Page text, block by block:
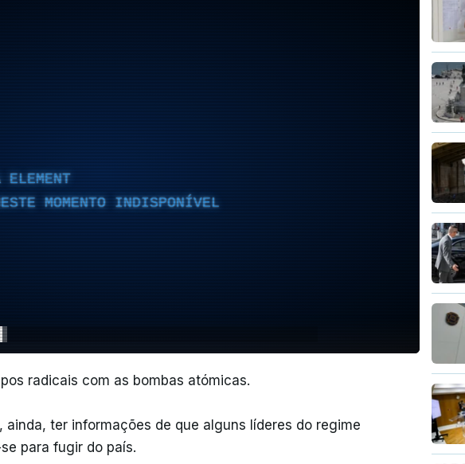
ELEMENT
MOMENTO INDISPONÍVEL
radicais com as bombas atómicas.
ainda, ter informações de que alguns líderes do regime
para fugir do país.